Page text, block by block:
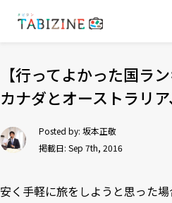
【行ってよかった国ラ
カナダとオーストラリ
Posted by: 坂本正敬
掲載日: Sep 7th, 2016
安く手軽に旅をしようと思った